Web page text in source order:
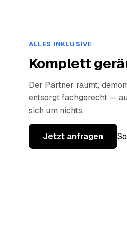
ALLES INKLUSIVE
Komplett
Der Partner räumt,
entsorgt fachgerecht —
sich um nichts.
Jetzt anfragen